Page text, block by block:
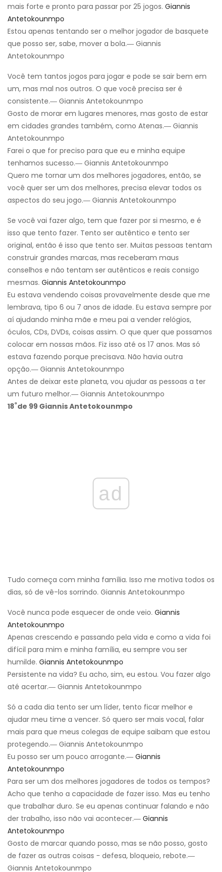
mais forte e pronto para passar por 25 jogos. Giannis
Antetokounmpo
Estou apenas tentando ser o melhor jogador de basquete
que posso ser, sabe, mover a bola.― Giannis
Antetokounmpo
Você tem tantos jogos para jogar e pode se sair bem em
um, mas mal nos outros. O que você precisa ser é
consistente.― Giannis Antetokounmpo
Gosto de morar em lugares menores, mas gosto de estar
em cidades grandes também, como Atenas.― Giannis
Antetokounmpo
Farei o que for preciso para que eu e minha equipe
tenhamos sucesso.― Giannis Antetokounmpo
Quero me tornar um dos melhores jogadores, então, se
você quer ser um dos melhores, precisa elevar todos os
aspectos do seu jogo.― Giannis Antetokounmpo
Se você vai fazer algo, tem que fazer por si mesmo, e é
isso que tento fazer. Tento ser autêntico e tento ser
original, então é isso que tento ser. Muitas pessoas tentam
construir grandes marcas, mas receberam maus
conselhos e não tentam ser autênticos e reais consigo
mesmas. Giannis Antetokounmpo
Eu estava vendendo coisas provavelmente desde que me
lembrava, tipo 6 ou 7 anos de idade. Eu estava sempre por
aí ajudando minha mãe e meu pai a vender relógios,
óculos, CDs, DVDs, coisas assim. O que quer que possamos
colocar em nossas mãos. Fiz isso até os 17 anos. Mas só
estava fazendo porque precisava. Não havia outra
opção.― Giannis Antetokounmpo
Antes de deixar este planeta, vou ajudar as pessoas a ter
um futuro melhor.― Giannis Antetokounmpo
18ºde 99 Giannis Antetokounmpo
ad
Tudo começa com minha família. Isso me motiva todos os
dias, só de vê-los sorrindo. Giannis Antetokounmpo
Você nunca pode esquecer de onde veio. Giannis
Antetokounmpo
Apenas crescendo e passando pela vida e como a vida foi
difícil para mim e minha família, eu sempre vou ser
humilde. Giannis Antetokounmpo
Persistente na vida? Eu acho, sim, eu estou. Vou fazer algo
até acertar.― Giannis Antetokounmpo
Só a cada dia tento ser um líder, tento ficar melhor e
ajudar meu time a vencer. Só quero ser mais vocal, falar
mais para que meus colegas de equipe saibam que estou
protegendo.― Giannis Antetokounmpo
Eu posso ser um pouco arrogante.― Giannis
Antetokounmpo
Para ser um dos melhores jogadores de todos os tempos?
Acho que tenho a capacidade de fazer isso. Mas eu tenho
que trabalhar duro. Se eu apenas continuar falando e não
der trabalho, isso não vai acontecer.― Giannis
Antetokounmpo
Gosto de marcar quando posso, mas se não posso, gosto
de fazer as outras coisas - defesa, bloqueio, rebote.―
Giannis Antetokounmpo